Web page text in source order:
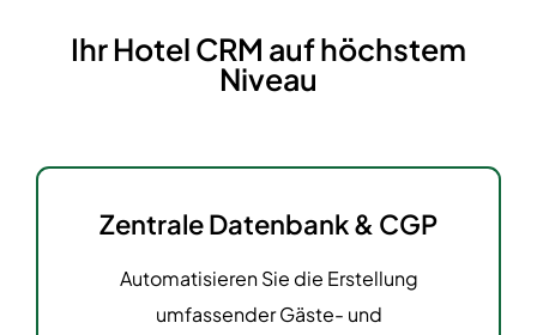
Ihr Hotel CRM auf höchstem
Niveau
Zentrale Datenbank & CGP
Automatisieren Sie die Erstellung
umfassender Gäste- und